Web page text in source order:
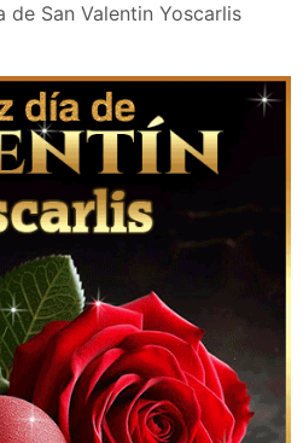
de San Valentin Yoscarlis